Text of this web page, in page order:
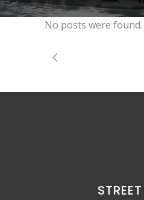
No posts were found.